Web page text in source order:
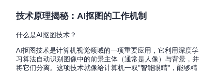
技术原理揭秘：AI抠图的工作机制
什么是AI抠图技术？
AI抠图技术是计算机视觉领域的一项重要应用，它利用深度学
习算法自动识别图像中的前景主体（通常是人像）与背景，并
将它们分离。这项技术就像给计算机一双"智能眼睛"，能够精